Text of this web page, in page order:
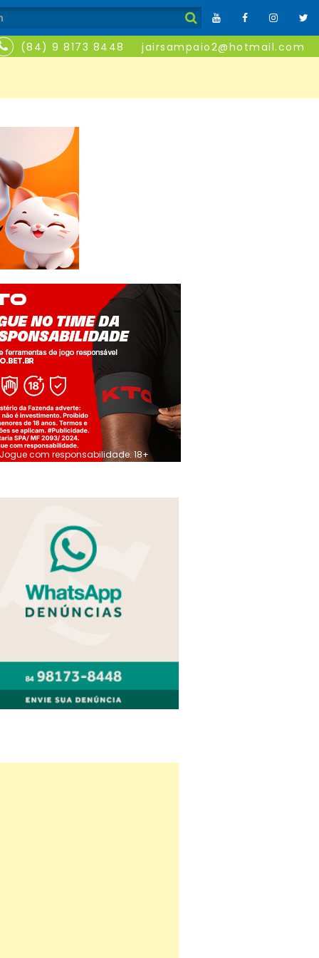
(84) 9 8173 8448 jairsampaio2@hotmail.com
Jogue com responsabilidade. 18+